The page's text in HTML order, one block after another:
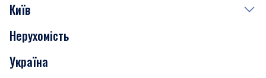
Київ
Події
Скандали
Нерухомість
Україна